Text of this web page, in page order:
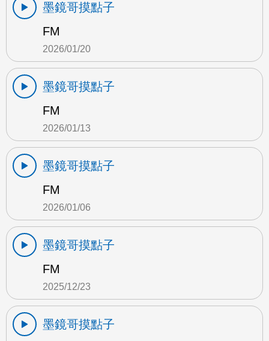
墨鏡哥摸點子
FM
2026/01/20
墨鏡哥摸點子
FM
2026/01/13
墨鏡哥摸點子
FM
2026/01/06
墨鏡哥摸點子
FM
2025/12/23
墨鏡哥摸點子